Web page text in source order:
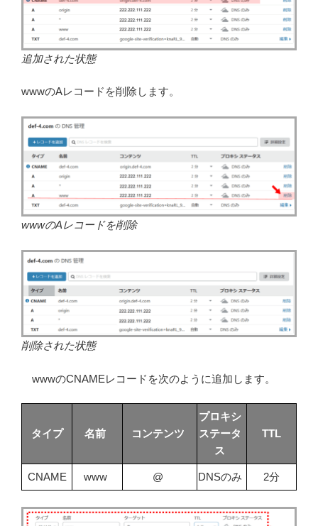
追加された状態
wwwのAレコードを削除します。
wwwのAレコードを削除
削除された状態
wwwのCNAMEレコードを次のように追加します。
タイプ 名前 コンテンツ
プロキシ
ステータ
ス
TTL
CNAME www @ DNSのみ 2分